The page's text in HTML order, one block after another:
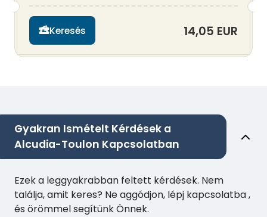
Keresés 14,05 EUR
Gyakran Ismételt Kérdések a
Alcudia-Toulon Kapcsolatban
Ezek a leggyakrabban feltett kérdések. Nem
találja, amit keres? Ne aggódjon, lépj kapcsolatba ,
és örömmel segítünk Önnek.